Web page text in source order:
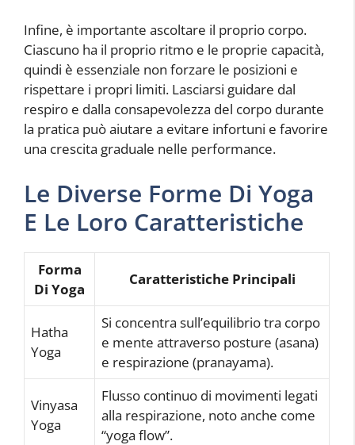
Infine, è importante ascoltare il proprio corpo.
Ciascuno ha il proprio ritmo e le proprie capacità,
quindi è essenziale non forzare le posizioni e
rispettare i propri limiti. Lasciarsi guidare dal
respiro e dalla consapevolezza del corpo durante
la pratica può aiutare a evitare infortuni e favorire
una crescita graduale nelle performance.
Le Diverse Forme Di Yoga
E Le Loro Caratteristiche
Forma
Di Yoga
Caratteristiche Principali
Hatha
Yoga
Si concentra sull’equilibrio tra corpo
e mente attraverso posture (asana)
e respirazione (pranayama).
Vinyasa
Yoga
Flusso continuo di movimenti legati
alla respirazione, noto anche come
“yoga flow”.